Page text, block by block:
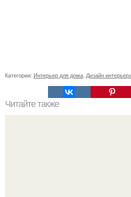
Категории: Интерьер для дома Дизайн
Читайте также